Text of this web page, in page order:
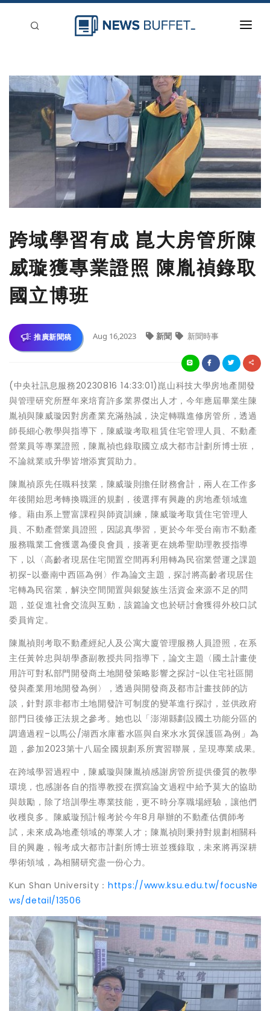
新聞稿分類
登入
刊登
跨域學習有成 崑大房管所陳
威璇獲專業證照 陳胤禎錄取
國立博班
推廣新聞稿 Aug 16,2023 新聞 新聞時事
(中央社訊息服務20230816 14:33:01)崑山科技大學房地產開發
與管理研究所歷年來培育許多業界傑出人才，今年應屆畢業生陳
胤禎與陳威璇因對房產業充滿熱誠，決定轉職進修房管所，透過
師長細心教學與指導下，陳威璇考取租賃住宅管理人員、不動產
營業員等專業證照，陳胤禎也錄取國立成大都市計劃所博士班，
不論就業或升學皆增添實質助力。
陳胤禎原先任職科技業，陳威璇則擔任財務會計，兩人在工作多
年後開始思考轉換職涯的規劃，後選擇有興趣的房地產領域進
修。藉由系上豐富課程與師資訓練，陳威璇考取賃住宅管理人
員、不動產營業員證照，因認真學習，更於今年受台南市不動產
服務職業工會獲選為優良會員，接著更在姚希聖助理教授指導
下，以〈高齡者現居住宅閒置空間再利用轉為民宿業營運之課題
初探-以臺南中西區為例〉作為論文主題，探討將高齡者現居住
宅轉為民宿業，解決空間閒置與銀髮族生活資金來源不足的問
題，並促進社會交流與互動，該篇論文也於研討會獲得外校口試
委員肯定。
陳胤禎則考取不動產經紀人及公寓大廈管理服務人員證照，在系
主任黃幹忠與胡學彥副教授共同指導下，論文主題〈國土計畫使
用許可對私部門開發商土地開發策略影響之探討-以住宅社區開
發與產業用地開發為例〉，透過與開發商及都市計畫技師的訪
談，針對原非都市土地開發許可制度的變革進行探討，並供政府
部門日後修正法規之參考。她也以「澎湖縣劃設國土功能分區的
調適過程–以馬公/湖西水庫蓄水區與自來水水質保護區為例」為
題，參加2023第十八屆全國規劃系所實習聯展，呈現專業成果。
在跨域學習過程中，陳威璇與陳胤禎感謝房管所提供優質的教學
環境，也感謝各自的指導教授在撰寫論文過程中給予莫大的協助
與鼓勵，除了培訓學生專業技能，更不時分享職場經驗，讓他們
收穫良多。陳威璇預計報考於今年8月舉辦的不動產估價師考
試，未來成為地產領域的專業人才；陳胤禎則秉持對規劃相關科
目的興趣，報考成大都市計劃所博士班並獲錄取，未來將再深耕
學術領域，為相關研究盡一份心力。
Kun Shan University： https://www.ksu.edu.tw/focusNe
ws/detail/13506